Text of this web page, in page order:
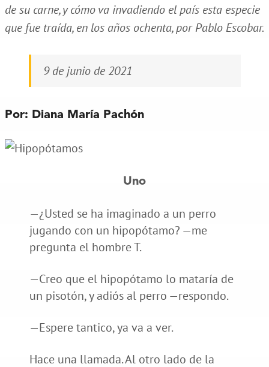
de su carne, y cómo va invadiendo el país esta especie
que fue traída, en los años ochenta, por Pablo Escobar.
9 de junio de 2021
Por: Diana María Pachón
Uno
—¿Usted se ha imaginado a un perro
jugando con un hipopótamo? —me
pregunta el hombre T.
—Creo que el hipopótamo lo mataría de
un pisotón, y adiós al perro —respondo.
—Espere tantico, ya va a ver.
Hace una llamada. Al otro lado de la